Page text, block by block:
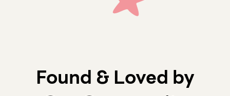
Found & Loved by